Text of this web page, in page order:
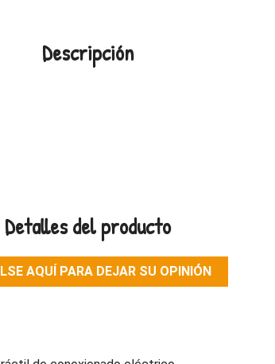
Descripción
Detalles del producto
AQUÍ PARA DEJAR SU OPINIÓN